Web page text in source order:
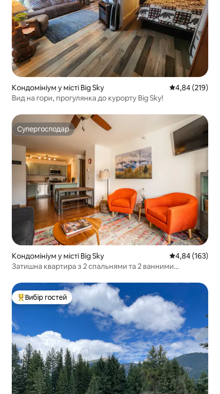
Кондомініум у місті Big Sky Середня
4,84 (219)
Вид на гори, прогулянка до курорту Big Sky!
Супергосподар
Супергосподар
Кондомініум у місті Big Sky Середня
4,84 (163)
Затишна квартира з 2 спальнями та 2 ванними
Топ вибір гостей
Вибір гостей